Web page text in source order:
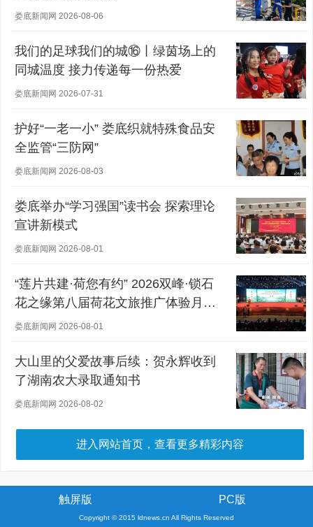
娄底新闻网 2026-08-06
我们的足球我们的城⑯丨绿茵场上的
同城温度 接力传递每一份热爱
娄底新闻网 2026-07-31
护好“一老一小” 娄底织就特殊食品安
全监管“三防网”
娄底新闻网 2026-08-03
娄底举办“学习强国”读书会 探索理论
宣讲新模式
娄底新闻网 2026-08-01
“莲片共建·荷您有约” 2026双峰·锁石
花之缘第八届荷花文旅推广体验月盛
大开幕
娄底新闻网 2026-08-01
大山里的父爱故事后续：贺永辉收到
了湖南农大录取通知书
娄底新闻网 2026-08-02
进入网站首页，查看更多精彩内容
触屏版 PC版
Copyright © 2015 ldnews.cn All Rights Reserved